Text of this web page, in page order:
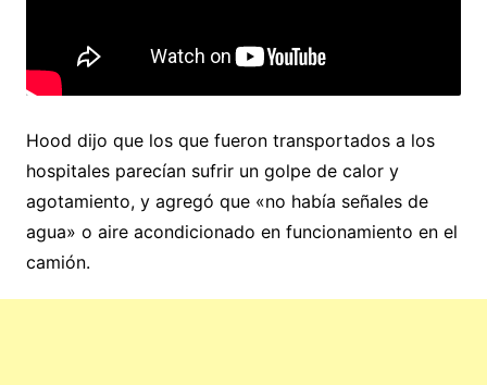
Hood dijo que los que fueron transportados a los
hospitales parecían sufrir un golpe de calor y
agotamiento, y agregó que «no había señales de
agua» o aire acondicionado en funcionamiento en el
camión.